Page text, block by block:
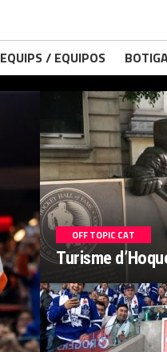
EQUIPS / EQUIPOS
OFF TOPIC CAT
Turisme